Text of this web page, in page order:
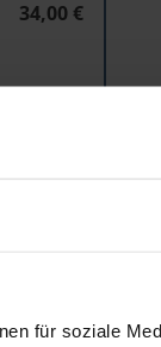
für soziale
34,00 €
kann